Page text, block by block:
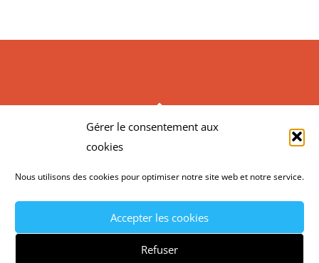
Gérer le consentement aux
cookies
Nous utilisons des cookies pour optimiser notre site web et notre service.
Accepter les cookies
Refuser
TO
ACTION CONSEIL FORMATION
Action Conseil Formation
MENTIONS LÉGALES CGV
CONFIDENTIALITÉ
CONTACT
RECRUTEMENT
NEWSLETTER